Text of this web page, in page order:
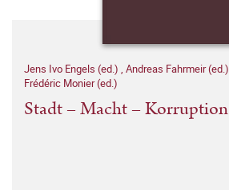
Jens Ivo Engels (ed.) , Andreas Fahrmeir (ed.)
Frédéric Monier (ed.)
Stadt – Macht – Korruption